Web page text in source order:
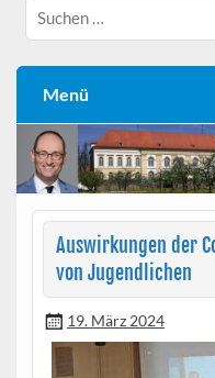
Menü
Auswirkungen der
von Jugendlichen
19. März 2024